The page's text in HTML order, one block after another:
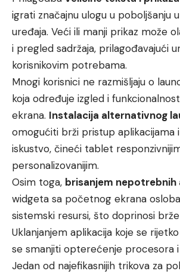
igrati značajnu ulogu u poboljšanju
uređaja. Veći ili manji prikaz može
i pregled sadržaja, prilagođavajući
korisnikovim potrebama.
Mnogi korisnici ne razmišljaju o
koja određuje izgled i
ekrana. Instalacija alternativnog
omogućiti brži pristup aplikacijama
iskustvo, čineći tablet
personalizovanijim.
Osim toga, brisanjem nepotrebnih
widgeta sa početnog ekrana
sistemski resursi, što doprinosi
Uklanjanjem aplikacija koje se
se smanjiti opterećenje procesora
Jedan od najefikasnijih trikova za